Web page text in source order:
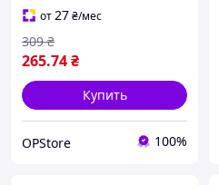
от27₴/мес
265.74₴
309 ₴
Купить
OPStore 100%